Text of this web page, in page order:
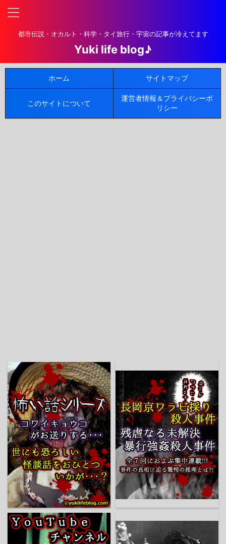
都市伝説・オカルト・科学・タイ旅行・宇宙の記事が冷えてます
Yuki life blog♪
ホーム サイトマップ
このサイトについて
運営者情報＆プライバシーポ
リシー